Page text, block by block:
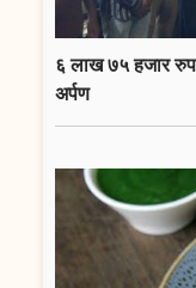
६ लाख ७५ हजार
अर्पण